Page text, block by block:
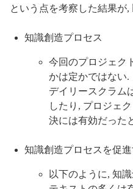
という点を考察した結果が,
知識創造プロセス
今回のプロジェク
かは定かではない.
デイリースクラム
したり, プロジェ
決には有効だった
知識創造プロセスを促
以下のように, 知